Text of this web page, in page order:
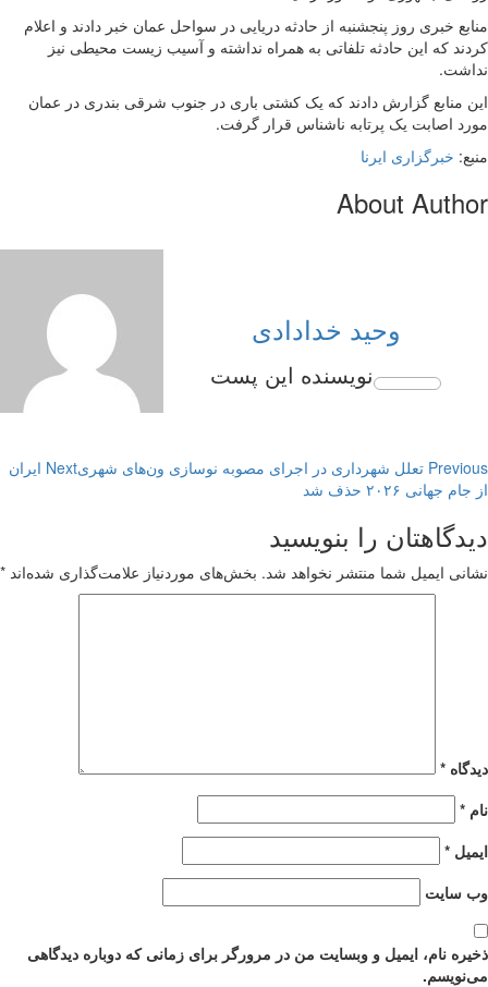
منابع خبری روز پنجشنبه از حادثه دریایی در سواحل عمان خبر دادند و اعلام
کردند که این حادثه تلفاتی به همراه نداشته و آسیب زیست محیطی نیز
نداشت.
این منابع گزارش دادند که یک کشتی باری در جنوب شرقی بندری در عمان
مورد اصابت یک پرتابه ناشناس قرار گرفت.
منبع: خبرگزاری ایرنا
About Author
وحید خدادادی
Post
navigation
Previous تعلل شهرداری در اجرای مصوبه نوسازی ون‌های شهریNext ایران
از جام جهانی ۲۰۲۶ حذف شد
دیدگاهتان را بنویسید
نشانی ایمیل شما منتشر نخواهد شد. بخش‌های موردنیاز علامت‌گذاری شده‌اند *
دیدگاه *
نام *
ایمیل *
وب‌ سایت
ذخیره نام، ایمیل و وبسایت من در مرورگر برای زمانی که دوباره دیدگاهی
می‌نویسم.